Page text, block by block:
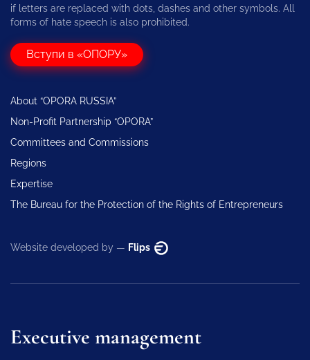
if letters are replaced with dots, dashes and other symbols. All
forms of hate speech is also prohibited.
Вступи в «ОПОРУ»
About “OPORA RUSSIA”
Non-Profit Partnership “OPORA”
Committees and Commissions
Regions
Expertise
The Bureau for the Protection of the Rights of Entrepreneurs
Website developed by — Flips
Executive management